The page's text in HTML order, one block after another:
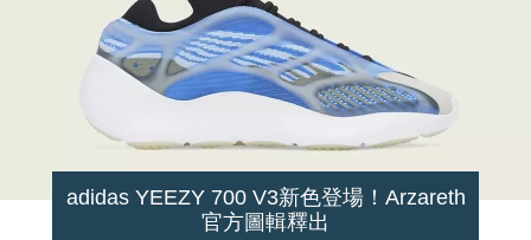
adidas YEEZY 700 V3新色登場！Arzareth
官方圖輯釋出